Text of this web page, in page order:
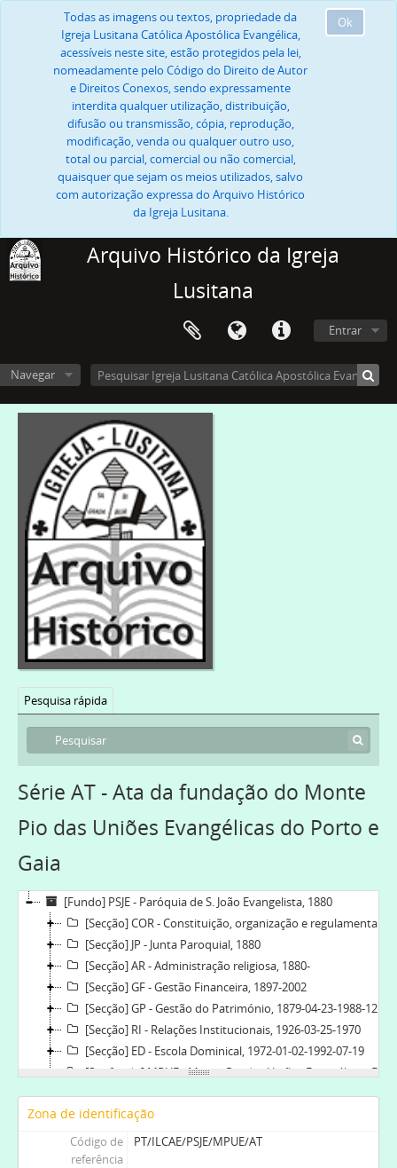
Ok
Todas as imagens ou textos, propriedade da
Igreja Lusitana Católica Apostólica Evangélica,
acessíveis neste site, estão protegidos pela lei,
nomeadamente pelo Código do Direito de Autor
e Direitos Conexos, sendo expressamente
interdita qualquer utilização, distribuição,
difusão ou transmissão, cópia, reprodução,
modificação, venda ou qualquer outro uso,
total ou parcial, comercial ou não comercial,
quaisquer que sejam os meios utilizados, salvo
com autorização expressa do Arquivo Histórico
da Igreja Lusitana.
Arquivo Histórico da Igreja
Lusitana
Entrar
Navegar
Pesquisa rápida
Série AT - Ata da fundação do Monte
Pio das Uniões Evangélicas do Porto e
Gaia
[Fundo] PSJE - Paróquia de S. João Evangelista, 1880
[Secção] COR - Constituição, organização e regulamentação, 1880-03-08
[Secção] JP - Junta Paroquial, 1880
[Secção] AR - Administração religiosa, 1880-
[Secção] GF - Gestão Financeira, 1897-2002
[Secção] GP - Gestão do Património, 1879-04-23-1988-12-09
[Secção] RI - Relações Institucionais, 1926-03-25-1970
[Secção] ED - Escola Dominical, 1972-01-02-1992-07-19
[Subfundo] MPUE - Monte Pio das Uniões Evangélicas. Fl. 1913-1914, 1913-1914
[Série] AT - Ata da fundação do Monte Pio das Uniões Evangélicas do Porto e Gaia, 1913
[Documento composto] 001 - Atas do Monte Pio das Uniões Evangélicas do Porto e Gaia, 1913-09-19-1914-03-19
[Subfundo] SESM - Sociedade Evangélica de Socorros Mútuos, 1893-02-02-1914-01-25
[Subfundo] LECT - Liga do Esforço Cristão do Torne, 1903-1975
Zona de identificação
Código de
referência
PT/ILCAE/PSJE/MPUE/AT